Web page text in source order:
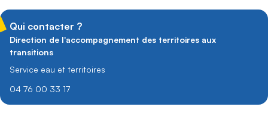
Qui contacter ?
Direction de l'accompagnement des territoires aux
transitions
Service eau et territoires
04 76 00 33 17